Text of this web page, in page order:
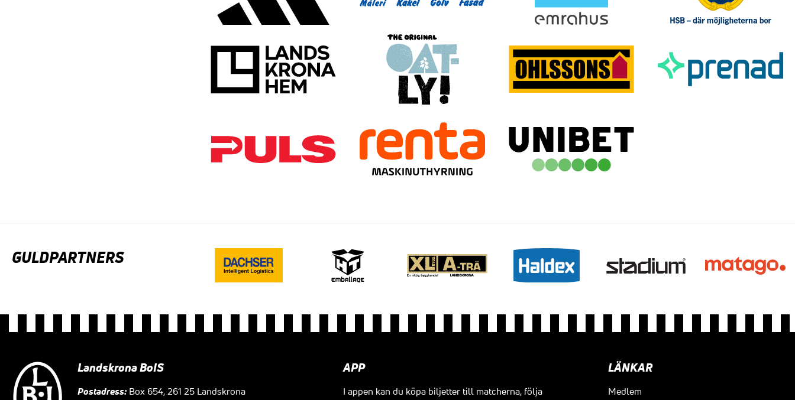
GULDPARTNERS
Landskrona BoIS
Postadress:Box 654, 261 25 Landskrona
APP
I appen kan du köpa biljetter till matcherna, följa
LÄNKAR
Medlem